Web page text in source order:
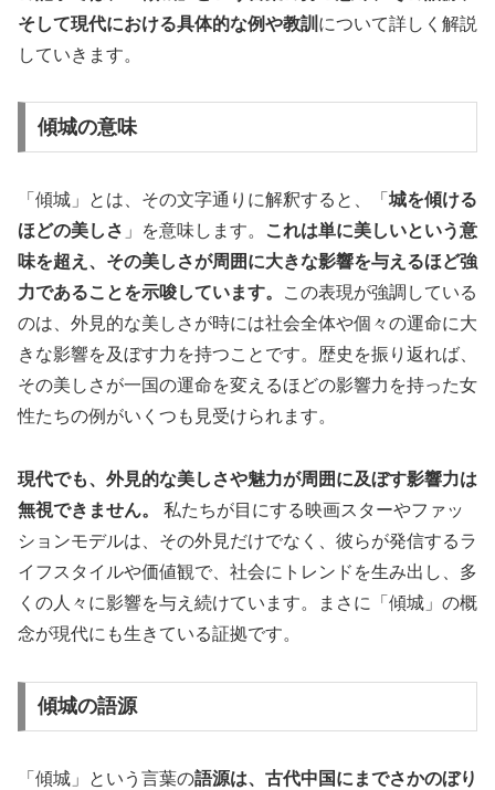
そして現代における具体的な例や教訓 について詳しく解説
していきます。
傾城の意味
「傾城」とは、その文字通りに解釈すると、「 城を傾ける
ほどの美しさ 」を意味します。
これは単に美しいという意
味を超え、その美しさが周囲に大きな影響を与えるほど強
力であることを示唆しています。
この表現が強調している
のは、外見的な美しさが時には社会全体や個々の運命に大
きな影響を及ぼす力を持つことです。歴史を振り返れば、
その美しさが一国の運命を変えるほどの影響力を持った女
性たちの例がいくつも見受けられます。
現代でも、外見的な美しさや魅力が周囲に及ぼす影響力は
無視できません。
私たちが目にする映画スターやファッ
ションモデルは、その外見だけでなく、彼らが発信するラ
イフスタイルや価値観で、社会にトレンドを生み出し、多
くの人々に影響を与え続けています。まさに「傾城」の概
念が現代にも生きている証拠です。
傾城の語源
「傾城」という言葉の語源は、古代中国にまでさかのぼり